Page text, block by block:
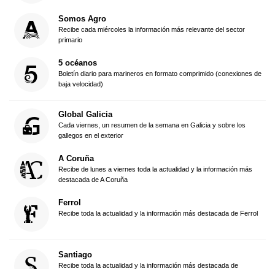
Somos Agro
Recibe cada miércoles la información más relevante del sector
primario
5 océanos
Boletín diario para marineros en formato comprimido (conexiones de
baja velocidad)
Global Galicia
Cada viernes, un resumen de la semana en Galicia y sobre los
gallegos en el exterior
A Coruña
Recibe de lunes a viernes toda la actualidad y la información más
destacada de A Coruña
Ferrol
Recibe toda la actualidad y la información más destacada de Ferrol
Santiago
Recibe toda la actualidad y la información más destacada de